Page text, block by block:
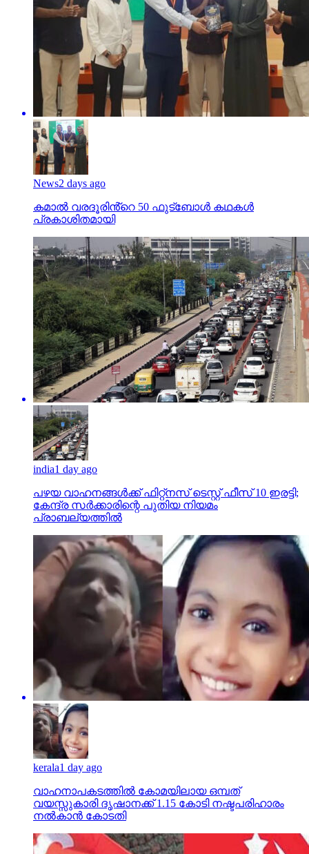
News2 days ago
കമാൽ വരദൂരിൻ്റെ 50 ഫുട്ബോൾ കഥകൾ
പ്രകാശിതമായി
india1 day ago
പഴയ വാഹനങ്ങള്‍ക്ക് ഫിറ്റ്‌നസ് ടെസ്റ്റ് ഫീസ് 10 ഇരട്ടി;
കേന്ദ്ര സര്‍ക്കാരിന്റെ പുതിയ നിയമം
പ്രാബല്യത്തില്‍
kerala1 day ago
വാഹനാപകടത്തില്‍ കോമയിലായ ഒമ്പത്
വയസ്സുകാരി ദൃഷാനക്ക് 1.15 കോടി നഷ്ടപരിഹാരം
നല്‍കാന്‍ കോടതി